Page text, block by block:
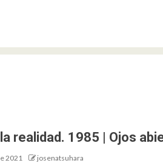
realidad. 1985 | Ojos
2021 josenatsuhara